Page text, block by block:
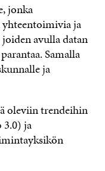
jonka
yhteentoimivia ja
avulla datan
Samalla
ja
oleviin trendeihin
3.0) ja